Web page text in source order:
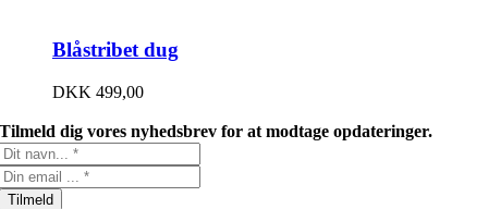
Blåstribet dug
DKK 499,00
Tilmeld dig vores nyhedsbrev for at modtage opdateringer.
Tilmeld